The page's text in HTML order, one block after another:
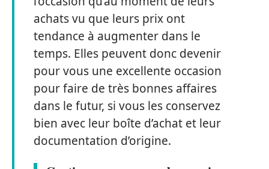
achats vu que leurs prix ont
tendance à augmenter dans le
temps. Elles peuvent donc devenir
pour vous une excellente occasion
pour faire de très bonnes affaires
dans le futur, si vous les conservez
bien avec leur boîte d’achat et leur
documentation d’origine.